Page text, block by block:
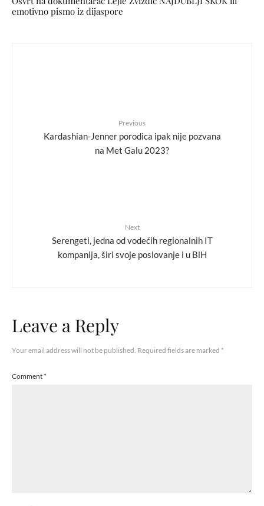
emotivno pismo iz dijaspore
Previous
Kardashian-Jenner porodica ipak nije pozvana
na Met Galu 2023?
Next
Serengeti, jedna od vodećih regionalnih IT
kompanija, širi svoje poslovanje i u BiH
Leave a Reply
Your email address will not be published. Required fields are marked *
Comment*